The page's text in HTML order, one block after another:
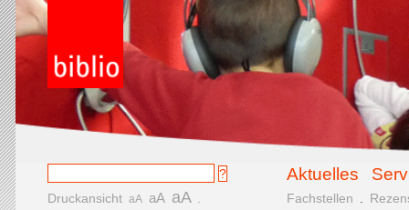
Aktuelles
Druckansicht aA aA aA Fachstellen